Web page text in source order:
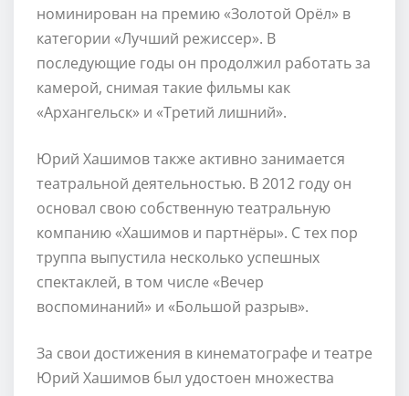
номинирован на премию «Золотой Орёл» в
категории «Лучший режиссер». В
последующие годы он продолжил работать за
камерой, снимая такие фильмы как
«Архангельск» и «Третий лишний».
Юрий Хашимов также активно занимается
театральной деятельностью. В 2012 году он
основал свою собственную театральную
компанию «Хашимов и партнёры». С тех пор
труппа выпустила несколько успешных
спектаклей, в том числе «Вечер
воспоминаний» и «Большой разрыв».
За свои достижения в кинематографе и театре
Юрий Хашимов был удостоен множества